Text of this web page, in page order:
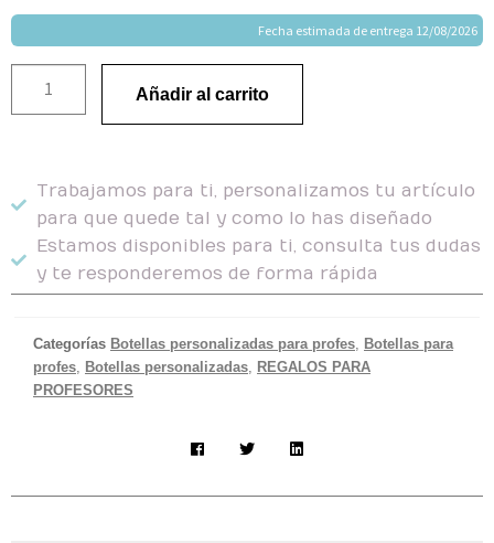
Fecha estimada de entrega 12/08/2026
Añadir al carrito
Trabajamos para ti, personalizamos tu artículo
para que quede tal y como lo has diseñado
Estamos disponibles para ti, consulta tus dudas
y te responderemos de forma rápida
Categorías Botellas personalizadas para profes, Botellas para
profes, Botellas personalizadas, REGALOS PARA
PROFESORES